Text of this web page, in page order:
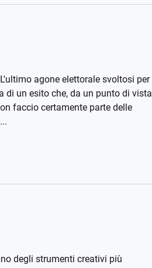
agone elettorale svoltosi per
di un esito che, da un punto di vista
faccio certamente parte delle
degli strumenti creativi più